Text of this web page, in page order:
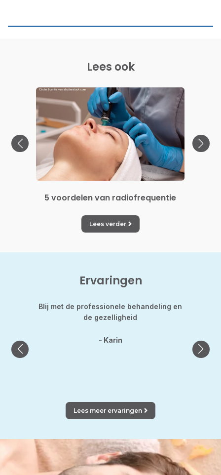
Lees ook
5 voordelen van radiofrequentie
Lees verder
Ervaringen
Blij met de professionele behandeling en
de gezelligheid
- Karin
Lees meer ervaringen